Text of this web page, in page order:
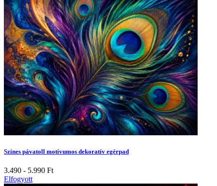
Színes pávatoll motívumos dekoratív egérpad
3.490 - 5.990 Ft
Elfogyott